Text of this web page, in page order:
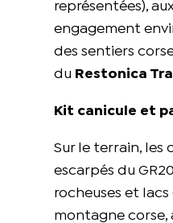
représentées),
engagement
des sentiers
du Restonica
Kit canicule et
Sur le terrain, les
escarpés du
rocheuses et
montagne corse,